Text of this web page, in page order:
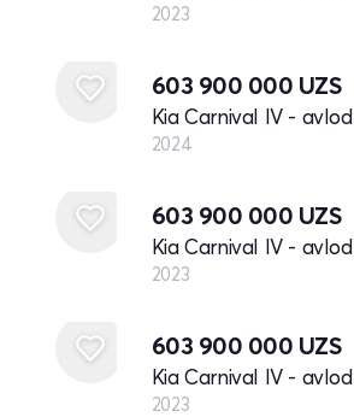
2023
603 900 000 UZS
Kia Carnival IV - avlod
2024
603 900 000 UZS
Kia Carnival IV - avlod
2023
603 900 000 UZS
Kia Carnival IV - avlod
2023